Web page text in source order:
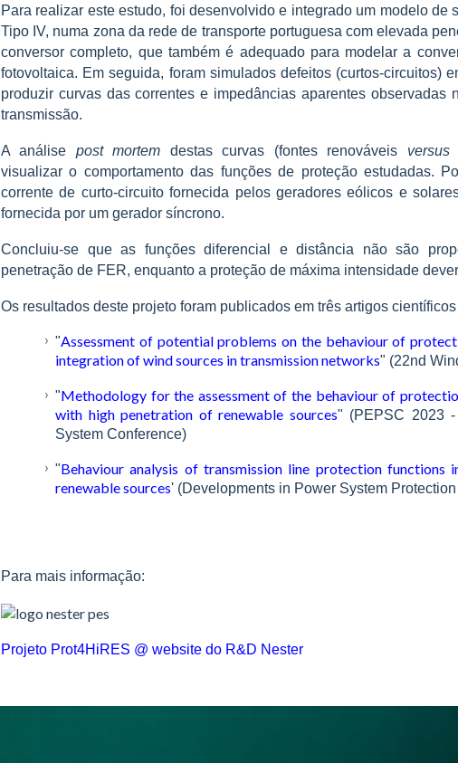
Para realizar este estudo, foi desenvolvido e integrado um modelo de
Tipo IV, numa zona da rede de transporte portuguesa com elevada
conversor completo, que também é adequado para modelar a
fotovoltaica. Em seguida, foram simulados defeitos (curtos-circuitos)
produzir curvas das correntes e impedâncias aparentes observadas
transmissão.
A análise post mortem destas curvas (fontes renováveis ​​ versus
visualizar o comportamento das funções de proteção estudadas.
corrente de curto-circuito fornecida pelos geradores eólicos e
fornecida por um gerador síncrono.
Concluiu-se que as funções diferencial e distância não são
penetração de FER, enquanto a proteção de máxima intensidade
Os resultados deste projeto foram publicados em três artigos
"Assessment of potential problems on the behaviour of
integration of wind sources in transmission networks" (22nd
"Methodology for the assessment of the behaviour of
with high penetration of renewable sources" (PEPSC 2023
System Conference)
"Behaviour analysis of transmission line protection
renewable sources' (Developments in Power System
Para mais informação:
Projeto Prot4HiRES @ website do R&D Nester